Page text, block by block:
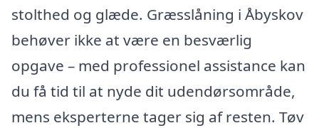
stolthed og glæde. Græsslåning i Åbyskov
behøver ikke at være en besværlig
opgave – med professionel assistance kan
du få tid til at nyde dit udendørsområde,
mens eksperterne tager sig af resten. Tøv